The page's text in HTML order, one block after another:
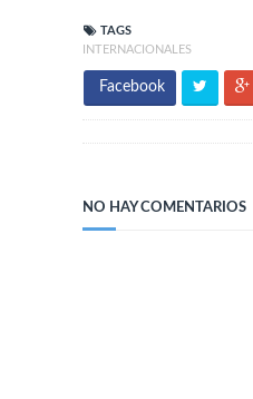
TAGS
INTERNACIONALES
Facebook
NO HAY COMENTARIOS